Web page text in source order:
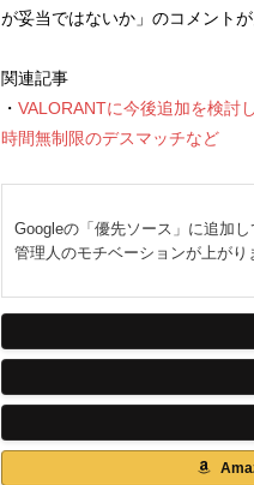
が妥当ではないか」のコメントが
関連記事
・ VALORANTに今後追加を検討
時間無制限のデスマッチなど
Googleの「優先ソース」に追加し
管理人のモチベーションが上がり